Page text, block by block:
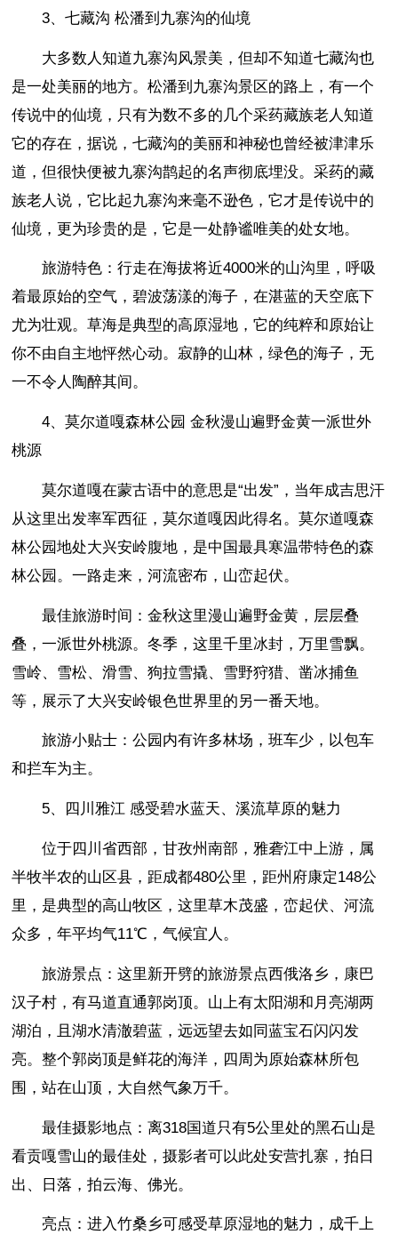
3、七藏沟 松潘到九寨沟的仙境
大多数人知道九寨沟风景美，但却不知道七藏沟也
是一处美丽的地方。松潘到九寨沟景区的路上，有一个
传说中的仙境，只有为数不多的几个采药藏族老人知道
它的存在，据说，七藏沟的美丽和神秘也曾经被津津乐
道，但很快便被九寨沟鹊起的名声彻底埋没。采药的藏
族老人说，它比起九寨沟来毫不逊色，它才是传说中的
仙境，更为珍贵的是，它是一处静谧唯美的处女地。
旅游特色：行走在海拔将近4000米的山沟里，呼吸
着最原始的空气，碧波荡漾的海子，在湛蓝的天空底下
尤为壮观。草海是典型的高原湿地，它的纯粹和原始让
你不由自主地怦然心动。寂静的山林，绿色的海子，无
一不令人陶醉其间。
4、莫尔道嘎森林公园 金秋漫山遍野金黄一派世外
桃源
莫尔道嘎在蒙古语中的意思是“出发”，当年成吉思汗
从这里出发率军西征，莫尔道嘎因此得名。莫尔道嘎森
林公园地处大兴安岭腹地，是中国最具寒温带特色的森
林公园。一路走来，河流密布，山峦起伏。
最佳旅游时间：金秋这里漫山遍野金黄，层层叠
叠，一派世外桃源。冬季，这里千里冰封，万里雪飘。
雪岭、雪松、滑雪、狗拉雪撬、雪野狩猎、凿冰捕鱼
等，展示了大兴安岭银色世界里的另一番天地。
旅游小贴士：公园内有许多林场，班车少，以包车
和拦车为主。
5、四川雅江 感受碧水蓝天、溪流草原的魅力
位于四川省西部，甘孜州南部，雅砻江中上游，属
半牧半农的山区县，距成都480公里，距州府康定148公
里，是典型的高山牧区，这里草木茂盛，峦起伏、河流
众多，年平均气11℃，气候宜人。
旅游景点：这里新开劈的旅游景点西俄洛乡，康巴
汉子村，有马道直通郭岗顶。山上有太阳湖和月亮湖两
湖泊，且湖水清澈碧蓝，远远望去如同蓝宝石闪闪发
亮。整个郭岗顶是鲜花的海洋，四周为原始森林所包
围，站在山顶，大自然气象万千。
最佳摄影地点：离318国道只有5公里处的黑石山是
看贡嘎雪山的最佳处，摄影者可以此处安营扎寨，拍日
出、日落，拍云海、佛光。
亮点：进入竹桑乡可感受草原湿地的魅力，成千上